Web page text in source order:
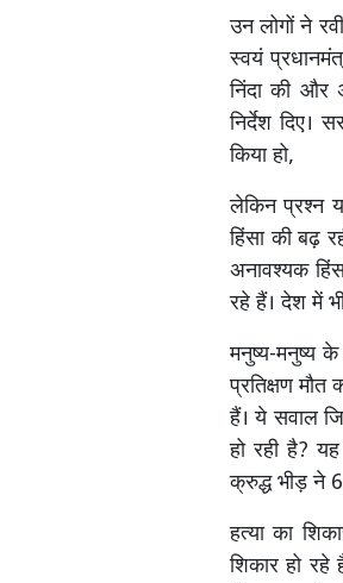
उन लोगों ने
स्वयं
निंदा की और
निर्देश दिए।
किया हो,
लेकिन प्रश्न
हिंसा की बढ़
अनावश्यक
रहे हैं। देश में
मनुष्य-मनुष्य के
प्रतिक्षण
हैं। ये सवाल
हो रही है?
क्रुद्ध भीड़ ने
हत्या का
शिकार हो